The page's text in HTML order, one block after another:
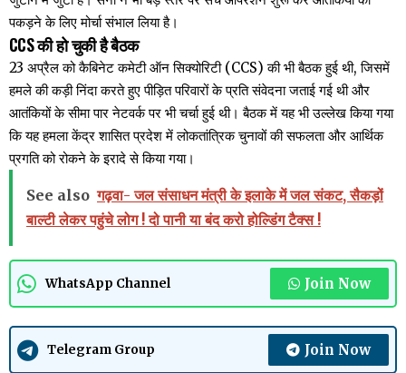
पकड़ने के लिए मोर्चा संभाल लिया है।
CCS की हो चुकी है बैठक
23 अप्रैल को कैबिनेट कमेटी ऑन सिक्योरिटी (CCS) की भी बैठक हुई थी, जिसमें
हमले की कड़ी निंदा करते हुए पीड़ित परिवारों के प्रति संवेदना जताई गई थी और
आतंकियों के सीमा पार नेटवर्क पर भी चर्चा हुई थी। बैठक में यह भी उल्लेख किया गया
कि यह हमला केंद्र शासित प्रदेश में लोकतांत्रिक चुनावों की सफलता और आर्थिक
प्रगति को रोकने के इरादे से किया गया।
See also गढ़वा- जल संसाधन मंत्री के इलाके में जल संकट, सैकड़ों
बाल्टी लेकर पहुंचे लोग ! दो पानी या बंद करो होल्डिंग टैक्स !
WhatsApp Channel Join Now
Telegram Group Join Now